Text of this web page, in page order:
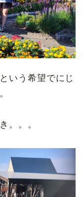
いう希望でにじ
。。。